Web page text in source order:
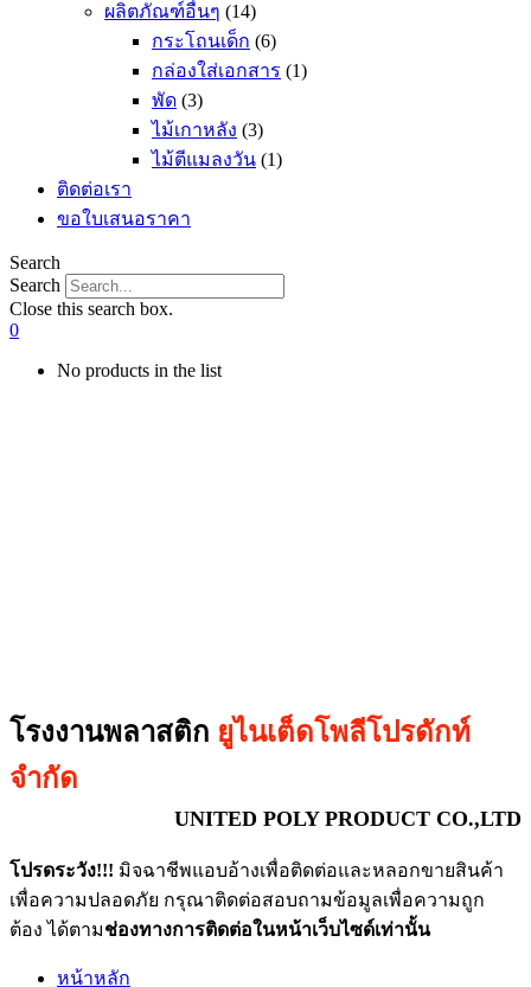
ผลิตภัณฑ์อื่นๆ (14)
กระโถนเด็ก (6)
กล่องใส่เอกสาร (1)
พัด (3)
ไม้เกาหลัง (3)
ไม้ตีแมลงวัน (1)
ติดต่อเรา
ขอใบเสนอราคา
Search
Search
Close this search box.
0
No products in the list
โรงงานพลาสติก ยูไนเต็ดโพลีโปรดักท์
จำกัด
UNITED POLY PRODUCT CO.,LTD
โปรดระวัง!!! มิจฉาชีพแอบอ้างเพื่อติดต่อและหลอกขายสินค้า
เพื่อความปลอดภัย กรุณาติดต่อสอบถามข้อมูลเพื่อความถูก
ต้อง ได้ตามช่องทางการติดต่อในหน้าเว็บไซด์เท่านั้น
หน้าหลัก